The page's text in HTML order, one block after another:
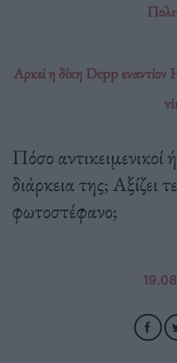
Αρκεί η δίκη Depp εναντίον
Πόσο
διάρκεια της; Αξίζει
φωτοστέφανο;